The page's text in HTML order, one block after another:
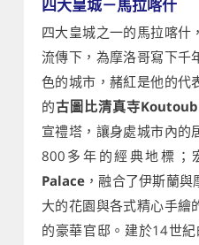
四大皇城－馬拉喀什
四大皇城之一的馬拉喀什
流傳下，為摩洛哥寫下千
色的城市，赭紅是他的代
的古圖比清真寺
宣禮塔，讓身處城市內的
800多年的經典地標；
Palace，融合了伊斯蘭與
大的花園與各式精心手繪
的豪華官邸。建於14世紀